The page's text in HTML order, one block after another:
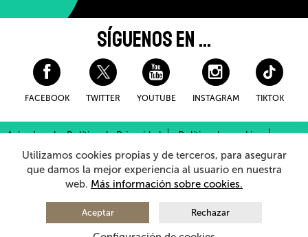
SÍGUENOS EN ...
FACEBOOK TWITTER YOUTUBE INSTAGRAM TIKTOK
Aviso Legal y Política de Privacidad
Política de cookies
Condiciones Generales de Compra
Sistema Interno de Información
© 2026 - Teatro Arriaga AntzokiaTodos los derechos reservados
Utilizamos cookies propias y de terceros, para asegurar
que damos la mejor experiencia al usuario en nuestra
web. Más información sobre cookies.
Aceptar Rechazar